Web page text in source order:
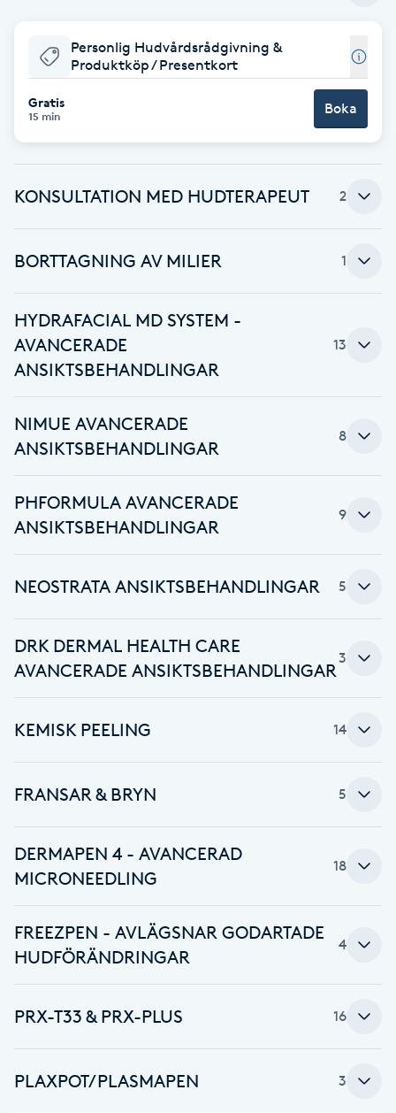
Balayage
Barnklippning
Blowout
Bottenfärg
Brynformning
Brynfärgning
Brynplockning
Bröllopsuppsättning
Celluliter
Coachning
Cryoterapi
D
Diamantslipning
Extensions
Personlig Hudvårdsrådgivning &
Produktköp / Presentkort
Gratis
15 min Boka
KONSULTATION MED HUDTERAPEUT 2
BORTTAGNING AV MILIER 1
HYDRAFACIAL MD SYSTEM -
AVANCERADE
ANSIKTSBEHANDLINGAR
13
NIMUE AVANCERADE
ANSIKTSBEHANDLINGAR
8
PHFORMULA AVANCERADE
ANSIKTSBEHANDLINGAR
9
NEOSTRATA ANSIKTSBEHANDLINGAR 5
DRK DERMAL HEALTH CARE
AVANCERADE ANSIKTSBEHANDLINGAR
3
KEMISK PEELING 14
FRANSAR & BRYN 5
DERMAPEN 4 - AVANCERAD
MICRONEEDLING
18
FREEZPEN - AVLÄGSNAR GODARTADE
HUDFÖRÄNDRINGAR
4
PRX-T33 & PRX-PLUS 16
PLAXPOT/PLASMAPEN 3